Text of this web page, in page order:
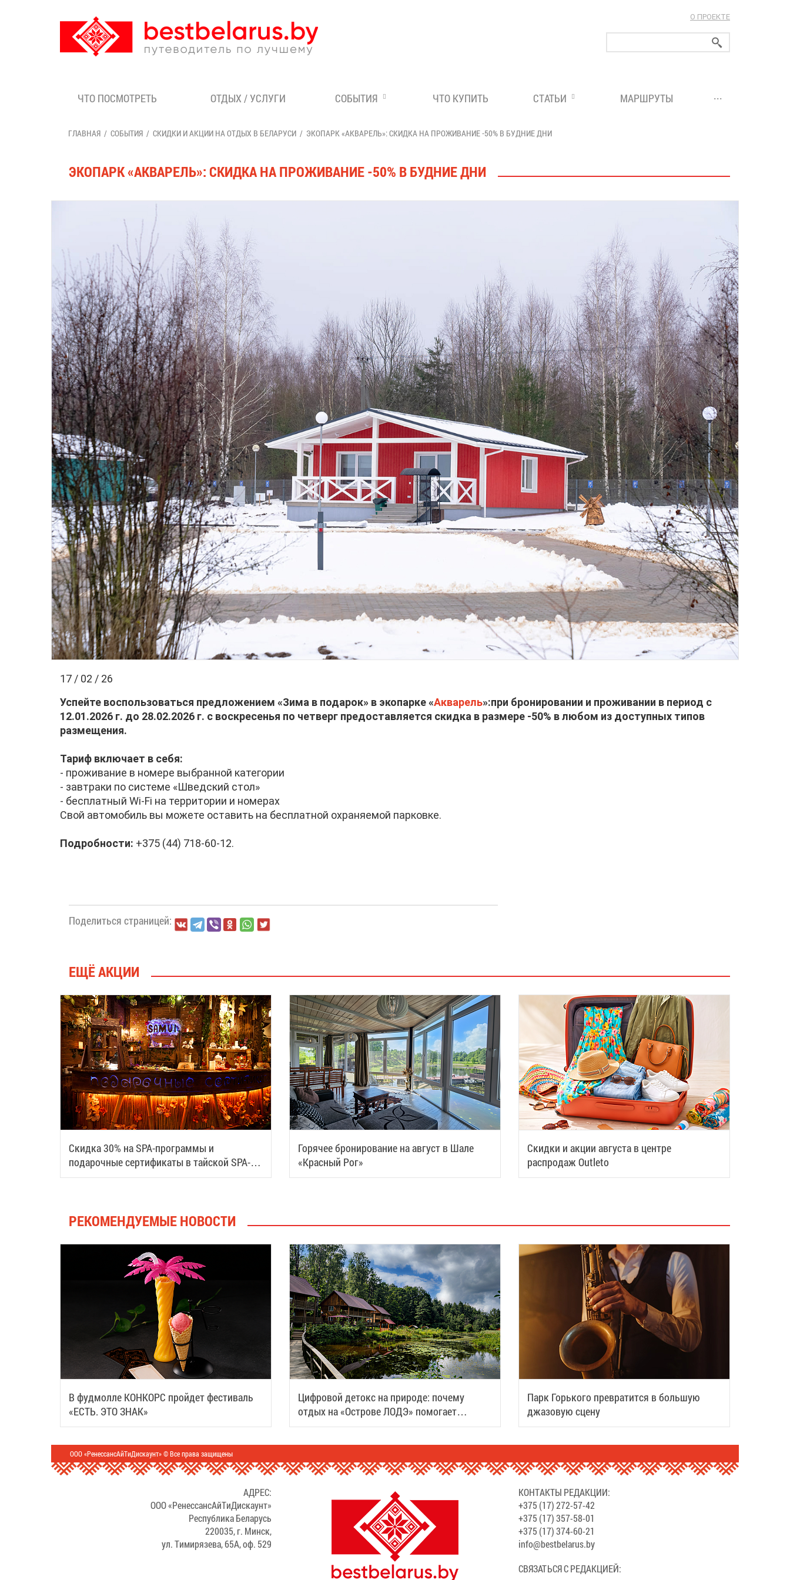
О ПРОЕКТЕ
ЧТО ПОСМОТРЕТЬ ОТДЫХ / УСЛУГИ СОБЫТИЯ ЧТО КУПИТЬ СТАТЬИ МАРШРУТЫ ...
ГЛАВНАЯ СОБЫТИЯ СКИДКИ И АКЦИИ НА ОТДЫХ В БЕЛАРУСИ ЭКОПАРК «АКВАРЕЛЬ»: СКИДКА НА ПРОЖИВАНИЕ -50% В БУДНИЕ ДНИ
ЭКОПАРК «АКВАРЕЛЬ»: СКИДКА НА ПРОЖИВАНИЕ -50% В БУДНИЕ ДНИ
17 / 02 / 26
Успейте воспользоваться предложением «Зима в подарок» в экопарке «Акварель»:при бронировании и проживании в период с
12.01.2026 г. до 28.02.2026 г. с воскресенья по четверг предоставляется скидка в размере -50% в любом из доступных типов
размещения.
​Тариф включает в себя:
- проживание в номере выбранной категории
- завтраки по системе «Шведский стол»
- бесплатный Wi-Fi на территории и номерах
Свой автомобиль вы можете оставить на бесплатной охраняемой парковке.
Подробности: +375 (44) 718-60-12.
Поделиться страницей:
ЕЩЁ АКЦИИ
Скидка 30% на SPA-программы и
подарочные сертификаты в тайской SPA-
деревне Samui
Горячее бронирование на август в Шале
«Красный Рог»
Скидки и акции августа в центре
распродаж Outleto
РЕКОМЕНДУЕМЫЕ НОВОСТИ
В фудмолле КОНКОРС пройдет фестиваль
«ЕСТЬ. ЭТО ЗНАК»
Цифровой детокс на природе: почему
отдых на «Острове ЛОДЭ» помогает
восстановить силы
Парк Горького превратится в большую
джазовую сцену
ООО «РенессансАйТиДискаунт» © Все права защищены
АДРЕС:
ООО «РенессансАйТиДискаунт»
Республика Беларусь
220035, г. Минск,
ул. Тимирязева, 65А, оф. 529
КОНТАКТЫ РЕДАКЦИИ:
+375 (17) 272-57-42
+375 (17) 357-58-01
+375 (17) 374-60-21
info@bestbelarus.by
СВЯЗАТЬСЯ С РЕДАКЦИЕЙ: